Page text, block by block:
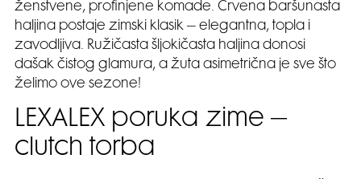
ženstvene, profinjene komade. Crvena baršunasta
haljina postaje zimski klasik – elegantna, topla i
zavodljiva. Ružičasta šljokičasta haljina donosi
dašak čistog glamura, a žuta asimetrična je sve što
želimo ove sezone!
LEXALEX poruka zime –
clutch torba